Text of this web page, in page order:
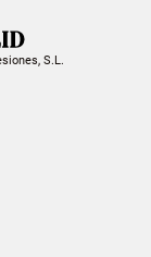
S.L.